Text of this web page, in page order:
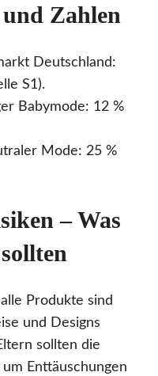
Zahlen
Deutschland:
S1).
Babymode: 12 %
Mode: 25 %
– Was
Produkte sind
und Designs
sollten die
Enttäuschungen